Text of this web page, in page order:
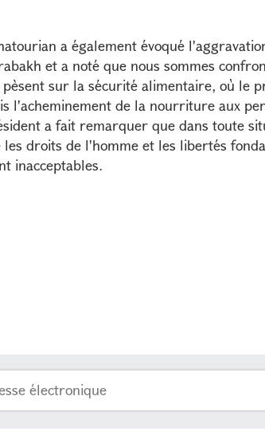
a également évoqué
et a noté que nous sommes
sur la sécurité alimentaire, où le
l'acheminement de la nourriture aux
a fait remarquer que dans toute
droits de l'homme et les libertés
inacceptables.